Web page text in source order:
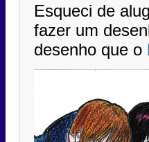
Esqueci de
fazer um
desenho que o